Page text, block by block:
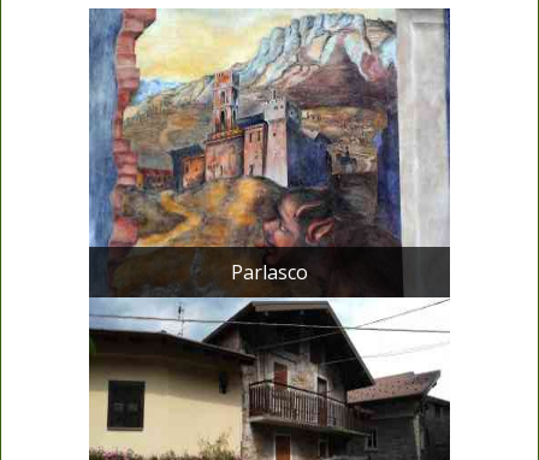
Parlasco